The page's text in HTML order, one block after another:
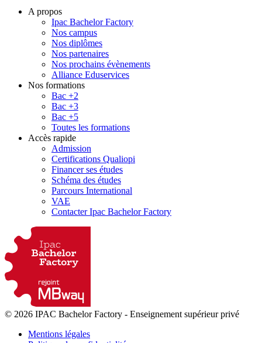
A propos
Ipac Bachelor Factory
Nos campus
Nos diplômes
Nos partenaires
Nos prochains évènements
Alliance Eduservices
Nos formations
Bac +2
Bac +3
Bac +5
Toutes les formations
Accès rapide
Admission
Certifications Qualiopi
Financer ses études
Schéma des études
Parcours International
VAE
Contacter Ipac Bachelor Factory
© 2026 IPAC Bachelor Factory - Enseignement supérieur privé
Mentions légales